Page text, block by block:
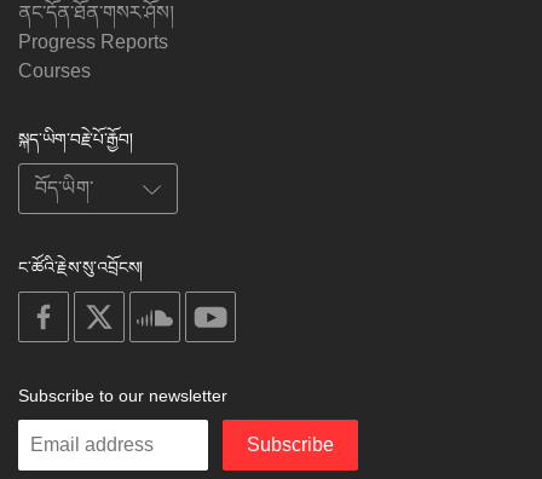
ནང་དོན་ཐོན་གསར་ཤོས།
Progress Reports
Courses
སྐད་ཡིག་བརྗེ་པོ་རྒྱོབ།
ང་ཚོའི་རྗེས་སུ་འབྲོངས།
on
facebook
soundcloud
Subscribe to our newsletter
Enter
Subscribe